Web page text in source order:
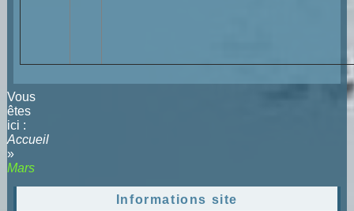
Vous
êtes
ici :
Accueil
»
Mars
Informations site